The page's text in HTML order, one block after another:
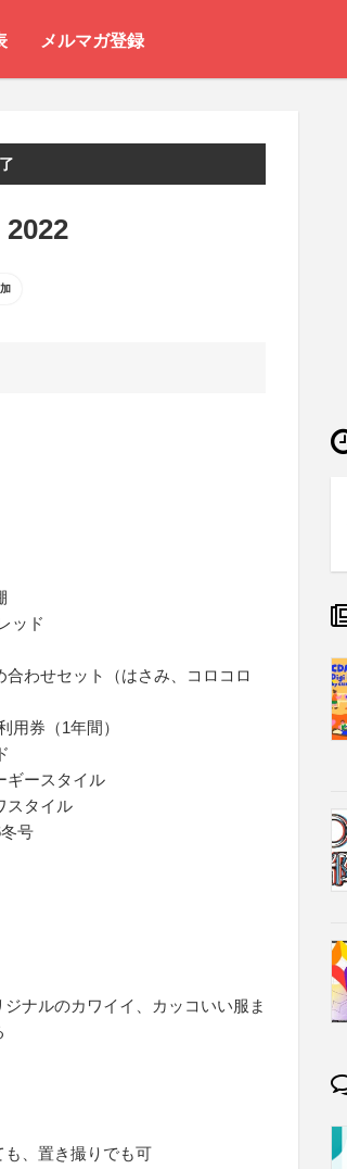
メルマガ登録
ッド
わせセット（はさみ、コロコロ
券（1年間）
ースタイル
スタイル
号
ナルのカワイイ、カッコいい服ま
、置き撮りでも可